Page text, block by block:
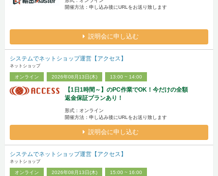
開催方法：申し込み後にURLをお送り致します
説明会に申し込む
システムでネットショップ運営【アクセス】
ネットショップ
オンライン 2026年08月13日(木) 13:00 ~ 14:00
【1日1時間～】のPC作業でOK！今だけの全額
返金保証プランあり！
形式：オンライン
開催方法：申し込み後にURLをお送り致します
説明会に申し込む
システムでネットショップ運営【アクセス】
ネットショップ
オンライン 2026年08月13日(木) 15:00 ~ 16:00